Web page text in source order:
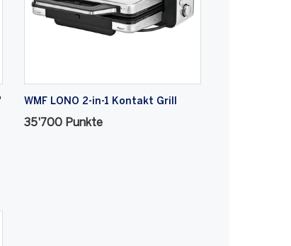
WMF LONO 2-in-1 Kontakt Grill
35'700 Punkte